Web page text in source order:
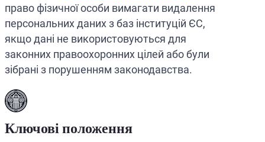
право фізичної особи вимагати видалення
персональних даних з баз інституцій ЄС,
якщо дані не використовуються для
законних правоохоронних цілей або були
зібрані з порушенням законодавства.
Ключові положення